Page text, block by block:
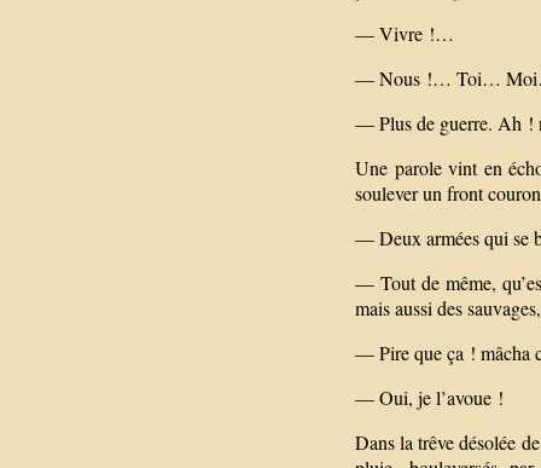
— Vivre !…
— Nous !… Toi…
— Plus de guerre. Ah !
Une parole vint en
soulever un front
— Deux armées qui se
— Tout de même,
mais aussi des
— Pire que ça ! mâcha
— Oui, je l’avoue !
Dans la trêve désolée